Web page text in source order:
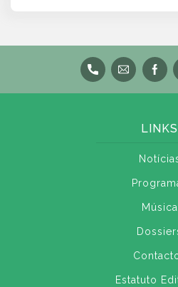
LINKS
Música
Estatuto